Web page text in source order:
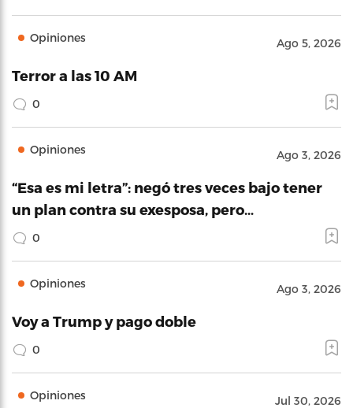
Opiniones Ago 5, 2026
Terror a las 10 AM
0
Opiniones Ago 3, 2026
“Esa es mi letra”: negó tres veces bajo tener
un plan contra su exesposa, pero…
0
Opiniones Ago 3, 2026
Voy a Trump y pago doble
0
Opiniones Jul 30, 2026